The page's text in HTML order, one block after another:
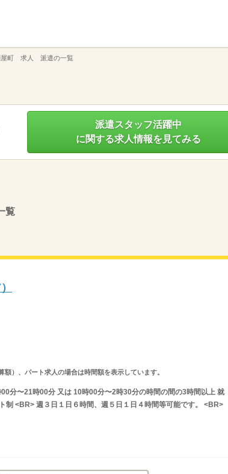
屋町 求人 派遣の一覧
派遣スタッフ活躍中
に関する求人情報を見てみる
覧
）、パート求人の場合は時間額を表示しています。
分〜21時00分 又は 10時00分〜2時30分の時間の間の3時間以上 就
<BR> 週３日１日６時間、週５日１日４時間等可能です。 <BR>